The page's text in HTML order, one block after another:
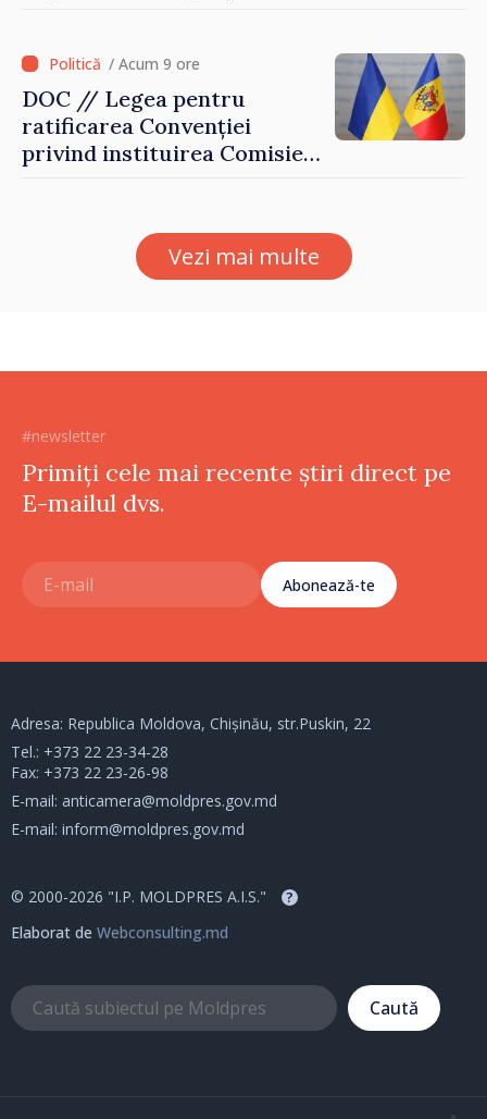
/ Acum 9 ore
DOC // Legea pentru
ratificarea Convenției
privind instituirea Comisiei
Monitorul Oficial
Vezi mai multe
#newsletter
Primiți cele mai recente știri direct pe
E-mailul dvs.
Abonează-te
Adresa: Republica Moldova, Chișinău, str.Puskin, 22
Tel.: +373 22 23-34-28
Fax: +373 22 23-26-98
E-mail: anticamera@moldpres.gov.md
E-mail: inform@moldpres.gov.md
© 2000-2026 "I.P. MOLDPRES A.I.S." ?
Elaborat de Webconsulting.md
Caută